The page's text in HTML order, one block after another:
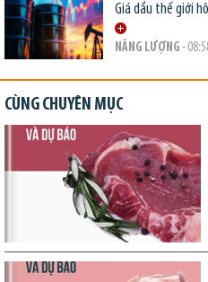
Giá dầu thế giới
NĂNG LƯỢNG -
CÙNG CHUYÊN MỤC